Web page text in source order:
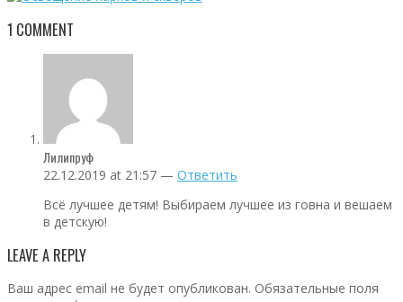
1 COMMENT
Лилипруф
22.12.2019 at 21:57 — Ответить
Всё лучшее детям! Выбираем лучшее из говна и вешаем
в детскую!
LEAVE A REPLY
Ваш адрес email не будет опубликован. Обязательные поля